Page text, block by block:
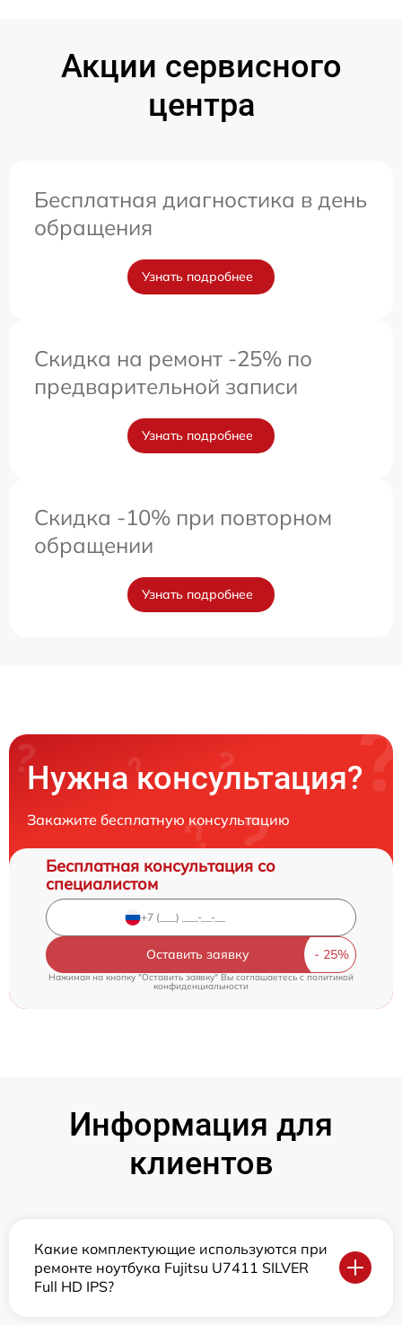
Акции сервисного
центра
Бесплатная диагностика в день
обращения
Узнать подробнее
Скидка на ремонт -25% по
предварительной записи
Узнать подробнее
Скидка -10% при повторном
обращении
Узнать подробнее
Нужна консультация?
Закажите бесплатную консультацию
Бесплатная консультация со
специалистом
Оставить заявку
Нажимая на кнопку "Оставить заявку" Вы соглашаетесь cполитикой
конфиденциальности
Информация для
клиентов
Какие комплектующие используются при
ремонте ноутбука Fujitsu U7411 SILVER
Full HD IPS?